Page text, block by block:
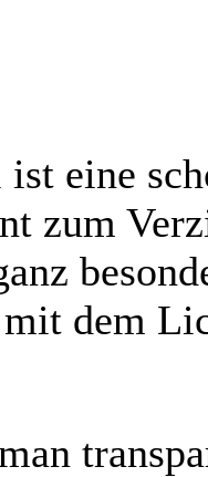
eine
zum
dem